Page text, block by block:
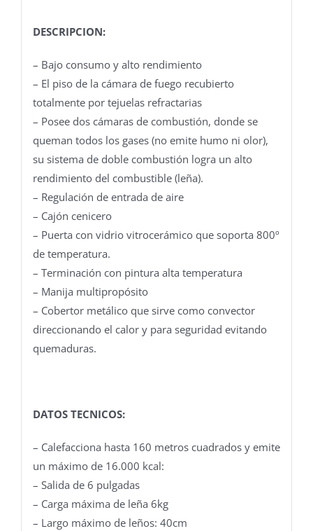
DESCRIPCION:
– Bajo consumo y alto rendimiento
– El piso de la cámara de fuego recubierto
totalmente por tejuelas refractarias
– Posee dos cámaras de combustión, donde se
queman todos los gases (no emite humo ni olor),
su sistema de doble combustión logra un alto
rendimiento del combustible (leña).
– Regulación de entrada de aire
– Cajón cenicero
– Puerta con vidrio vitrocerámico que soporta 800º
de temperatura.
– Terminación con pintura alta temperatura
– Manija multipropósito
– Cobertor metálico que sirve como convector
direccionando el calor y para seguridad evitando
quemaduras.
DATOS TECNICOS:
– Calefacciona hasta 160 metros cuadrados y emite
un máximo de 16.000 kcal:
– Salida de 6 pulgadas
– Carga máxima de leña 6kg
– Largo máximo de leños: 40cm